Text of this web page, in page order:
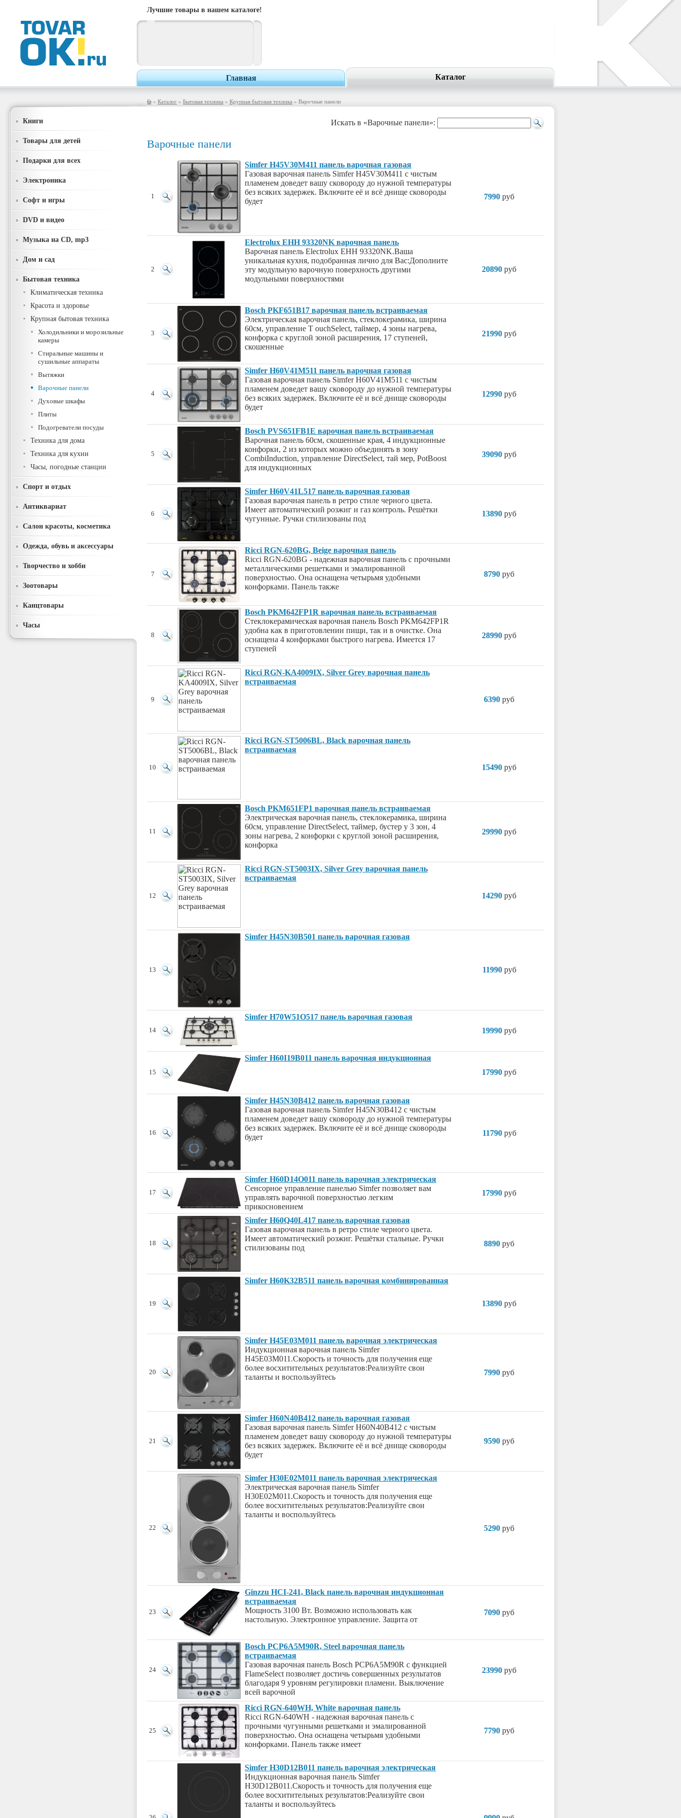
Лучшие товары в нашем каталоге!
Главная Каталог
» Каталог » Бытовая техника » Крупная бытовая техника » Варочные панели
Книги
Товары для детей
Подарки для всех
Электроника
Софт и игры
DVD и видео
Музыка на CD, mp3
Дом и сад
Бытовая техника
Климатическая техника
Красота и здоровье
Крупная бытовая техника
Холодильники и морозильные
камеры
Стиральные машины и
сушильные аппараты
Вытяжки
Варочные панели
Духовые шкафы
Плиты
Подогреватели посуды
Техника для дома
Техника для кухни
Часы, погодные станции
Спорт и отдых
Антиквариат
Салон красоты, косметика
Одежда, обувь и аксессуары
Творчество и хобби
Зоотовары
Канцтовары
Часы
Искать в «Варочные панели»:
Варочные панели
1
Simfer H45V30M411 панель варочная газовая
Газовая варочная панель Simfer H45V30M411 с чистым
пламенем доведет вашу сковороду до нужной температуры
без всяких задержек. Включите её и всё днище сковороды
будет
7990 руб
2
Electrolux EHH 93320NK варочная панель
Варочная панель Electrolux EHH 93320NK.Ваша
уникальная кухня, подобранная лично для Вас:Дополните
эту модульную варочную поверхность другими
модульными поверхностями
20890 руб
3
Bosch PKF651B17 варочная панель встраиваемая
Электрическая варочная панель, стеклокерамика, ширина
60см, управление T ouchSelect, таймер, 4 зоны нагрева,
конфорка с круглой зоной расширения, 17 ступеней,
скошенные
21990 руб
4
Simfer H60V41M511 панель варочная газовая
Газовая варочная панель Simfer H60V41M511 с чистым
пламенем доведет вашу сковороду до нужной температуры
без всяких задержек. Включите её и всё днище сковороды
будет
12990 руб
5
Bosch PVS651FB1E варочная панель встраиваемая
Варочная панель 60см, скошенные края, 4 индукционные
конфорки, 2 из которых можно объединять в зону
CombiInduction, управление DirectSelect, тай мер, PotBoost
для индукционных
39090 руб
6
Simfer H60V41L517 панель варочная газовая
Газовая варочная панель в ретро стиле черного цвета.
Имеет автоматический розжиг и газ контроль. Решётки
чугунные. Ручки стилизованы под
13890 руб
7
Ricci RGN-620BG, Beige варочная панель
Ricci RGN-620BG - надежная варочная панель с прочными
металлическими решетками и эмалированной
поверхностью. Она оснащена четырьмя удобными
конфорками. Панель также
8790 руб
8
Bosch PKM642FP1R варочная панель встраиваемая
Стеклокерамическая варочная панель Bosch PKM642FP1R
удобна как в приготовлении пищи, так и в очистке. Она
оснащена 4 конфорками быстрого нагрева. Имеется 17
ступеней
28990 руб
9
Ricci RGN-KA4009IX, Silver Grey варочная панель
встраиваемая
6390 руб
10
Ricci RGN-ST5006BL, Black варочная панель
встраиваемая
15490 руб
11
Bosch PKM651FP1 варочная панель встраиваемая
Электрическая варочная панель, стеклокерамика, ширина
60см, управление DirectSelect, таймер, бустер у 3 зон, 4
зоны нагрева, 2 конфорки с круглой зоной расширения,
конфорка
29990 руб
12
Ricci RGN-ST5003IX, Silver Grey варочная панель
встраиваемая
14290 руб
13
Simfer H45N30B501 панель варочная газовая
11990руб
14
Simfer H70W51O517 панель варочная газовая
19990 руб
15
Simfer H60I19B011 панель варочная индукционная
17990 руб
16
Simfer H45N30B412 панель варочная газовая
Газовая варочная панель Simfer H45N30B412 с чистым
пламенем доведет вашу сковороду до нужной температуры
без всяких задержек. Включите её и всё днище сковороды
будет
11790руб
17
Simfer H60D14O011 панель варочная электрическая
Сенсорное управление панелью Simfer позволяет вам
управлять варочной поверхностью легким
прикосновением
17990 руб
18
Simfer H60Q40L417 панель варочная газовая
Газовая варочная панель в ретро стиле черного цвета.
Имеет автоматический розжиг. Решётки стальные. Ручки
стилизованы под
8890 руб
19
Simfer H60K32B511 панель варочная комбинированная
13890 руб
20
Simfer H45E03M011 панель варочная электрическая
Индукционная варочная панель Simfer
H45E03M011.Скорость и точность для получения еще
более восхитительных результатов:Реализуйте свои
таланты и воспользуйтесь
7990 руб
21
Simfer H60N40B412 панель варочная газовая
Газовая варочная панель Simfer H60N40B412 с чистым
пламенем доведет вашу сковороду до нужной температуры
без всяких задержек. Включите её и всё днище сковороды
будет
9590 руб
22
Simfer H30E02M011 панель варочная электрическая
Электрическая варочная панель Simfer
H30E02M011.Скорость и точность для получения еще
более восхитительных результатов:Реализуйте свои
таланты и воспользуйтесь
5290 руб
23
Ginzzu HCI-241, Black панель варочная индукционная
встраиваемая
Мощность 3100 Вт. Возможно использовать как
настольную. Электронное управление. Защита от
7090 руб
24
Bosch PCP6A5M90R, Steel варочная панель
встраиваемая
Газовая варочная панель Bosch PCP6A5M90R с функцией
FlameSelect позволяет достичь совершенных результатов
благодаря 9 уровням регулировки пламени. Выключение
всей варочной
23990 руб
25
Ricci RGN-640WH, White варочная панель
Ricci RGN-640WH - надежная варочная панель с
прочными чугунными решетками и эмалированной
поверхностью. Она оснащена четырьмя удобными
конфорками. Панель также имеет
7790 руб
Simfer H30D12B011 панель варочная электрическая
Индукционная варочная панель Simfer
H30D12B011.Скорость и точность для получения еще
более восхитительных результатов:Реализуйте свои
таланты и воспользуйтесь